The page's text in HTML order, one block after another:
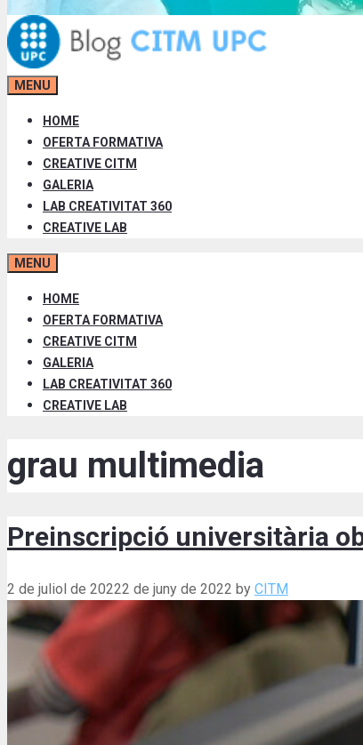
MENU
HOME
OFERTA FORMATIVA
CREATIVE CITM
GALERIA
LAB CREATIVITAT 360
CREATIVE LAB
MENU
HOME
OFERTA FORMATIVA
CREATIVE CITM
GALERIA
LAB CREATIVITAT 360
CREATIVE LAB
grau multimedia
Preinscripció universitària
2 de juliol de 20222 de juny de 2022 by CITM